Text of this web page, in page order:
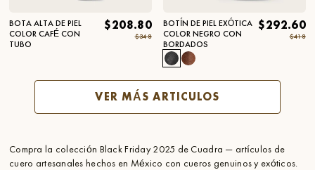
BOTA ALTA DE PIEL
COLOR CAFÉ CON
TUBO
$208.80
$348
BOTÍN DE PIEL EXÓTICA
COLOR NEGRO CON
BORDADOS
$292.60
$418
VER MÁS ARTICULOS
Compra la colección Black Friday 2025 de Cuadra — artículos de
cuero artesanales hechos en México con cueros genuinos y exóticos.